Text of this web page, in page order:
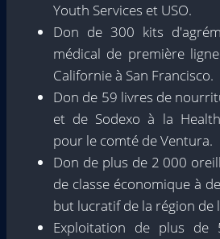
Youth Services et USO.
Don de 300 kits
médical de première
Californie à San Francisco.
Don de 59 livres de
et de Sodexo à la
pour le comté de Ventura.
Don de plus de 2 000
de classe économique à
but lucratif de la région de
Exploitation de plus de